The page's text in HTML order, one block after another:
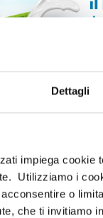
Dettagli
impiega cookie
Utilizziamo i
o
che ti invitiamo